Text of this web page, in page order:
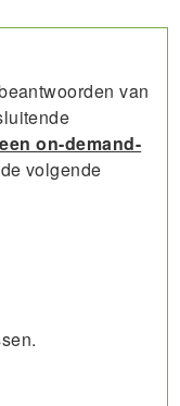
van
on-demand-
volgende